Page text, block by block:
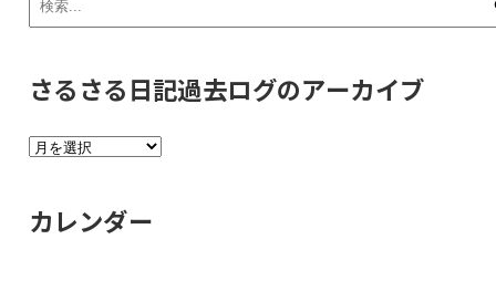
さるさる日記過去ログのアーカイブ
さ
る
カレンダー